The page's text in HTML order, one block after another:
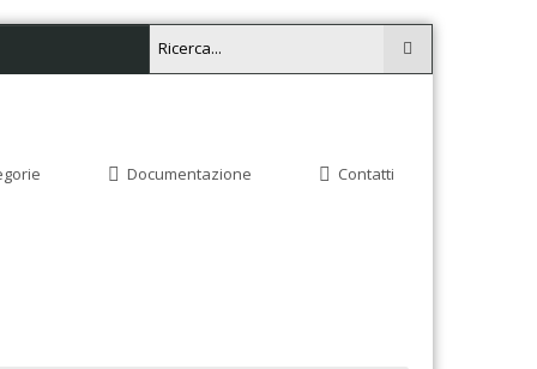
Documentazione Contatti